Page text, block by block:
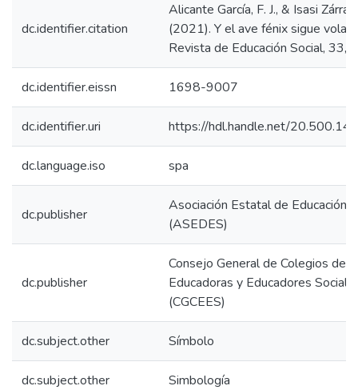
dc.identifier.citation
Alicante García, F. J., & Isasi
(2021). Y el ave fénix sigue
Revista de Educación Social, 33,
dc.identifier.eissn 1698-9007
dc.identifier.uri https://hdl.handle.net/
dc.language.iso spa
dc.publisher
Asociación Estatal de Educación
(ASEDES)
dc.publisher
Consejo General de Colegios de
Educadoras y Educadores
(CGCEES)
dc.subject.other Símbolo
dc.subject.other Simbología